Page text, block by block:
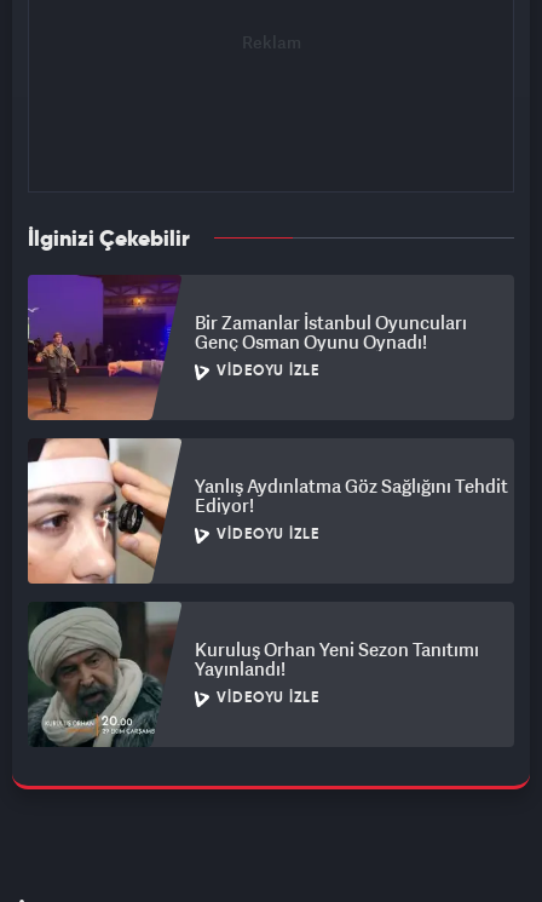
İlginizi Çekebilir
Bir Zamanlar İstanbul Oyuncuları
Genç Osman Oyunu Oynadı!
VIDEOYU İZLE
Yanlış Aydınlatma Göz Sağlığını Tehdit
Ediyor!
VIDEOYU İZLE
Kuruluş Orhan Yeni Sezon Tanıtımı
Yayınlandı!
VIDEOYU İZLE